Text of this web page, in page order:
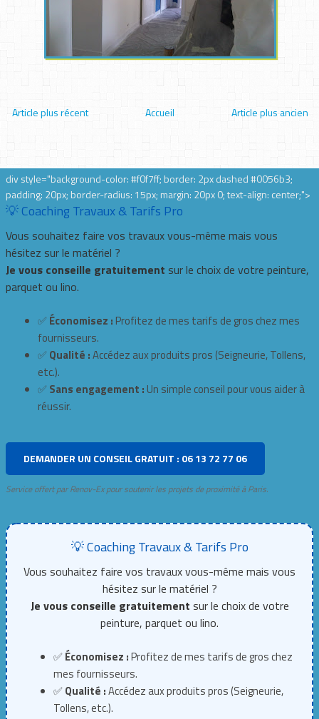
Article plus récent Article plus ancien
Accueil
div style="background-color: #f0f7ff; border: 2px dashed #0056b3;
padding: 20px; border-radius: 15px; margin: 20px 0; text-align: center;">
💡 Coaching Travaux & Tarifs Pro
Vous souhaitez faire vos travaux vous-même mais vous
hésitez sur le matériel ?
Je vous conseille gratuitement sur le choix de votre peinture,
parquet ou lino.
✅ Économisez : Profitez de mes tarifs de gros chez mes
fournisseurs.
✅ Qualité :Accédez aux produits pros (Seigneurie, Tollens,
etc.).
✅ Sans engagement : Un simple conseil pour vous aider à
réussir.
DEMANDER UN CONSEIL GRATUIT : 06 13 72 77 06
Service offert par Renov-Ex pour soutenir les projets de proximité à Paris.
💡 Coaching Travaux & Tarifs Pro
Vous souhaitez faire vos travaux vous-même mais vous
hésitez sur le matériel ?
Je vous conseille gratuitement sur le choix de votre
peinture, parquet ou lino.
✅Économisez :Profitez de mes tarifs de gros chez
mes fournisseurs.
✅Qualité :Accédez aux produits pros (Seigneurie,
Tollens, etc.).